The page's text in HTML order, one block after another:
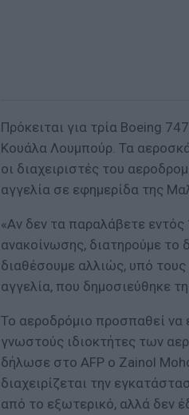
Πρόκειται για τρία Boeing
Κουάλα Λουμπούρ. Τα
οι διαχειριστές του
αγγελία σε εφημερίδα της
«Αν δεν τα παραλάβετε
ανακοίνωσης, διατηρούμε το
διαθέσουμε αλλιώς, υπό τους
αγγελία, που δημοσιεύθηκε
Το αεροδρόμιο προσπαθεί να
γνωστούς ιδιοκτήτες των
δήλωσε στο AFP ο Zainol
διαχειρίζεται την
από το εξωτερικό, αλλά δεν